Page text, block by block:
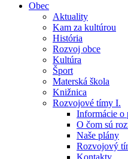
Obec
Aktuality
Kam za kultúrou
História
Rozvoj obce
Kultúra
Šport
Materská škola
Knižnica
Rozvojové tímy I.
Informácie o
O čom sú
Naše plány
Rozvojový
Kontakty